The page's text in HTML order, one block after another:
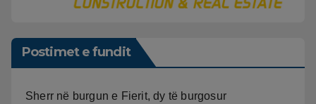
Postimet e fundit
Sherr në burgun e Fierit, dy të burgosur